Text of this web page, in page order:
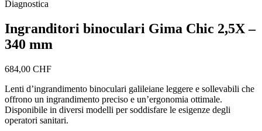
Diagnostica
Ingranditori binoculari Gima Chic 2,5X –
340 mm
684,00 CHF
Lenti d’ingrandimento binoculari galileiane leggere e sollevabili che
offrono un ingrandimento preciso e un’ergonomia ottimale.
Disponibile in diversi modelli per soddisfare le esigenze degli
operatori sanitari.